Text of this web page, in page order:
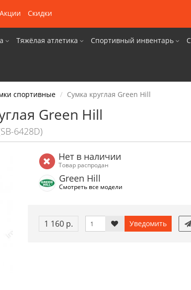
Акции Скидки
Тяжёлая атлетика Спортивный инвентарь
спортивные Сумка круглая Green Hill
Green Hill
6428D)
Нет в наличии
Товар распродан
Green Hill
Смотреть все модели
1 160 р. Уведомить